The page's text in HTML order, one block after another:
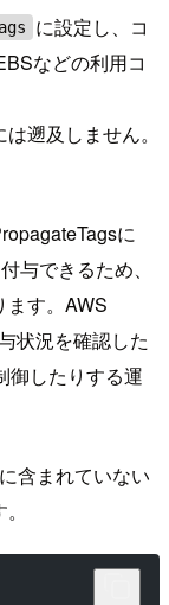
に設定し、コ
などの利用コ
遡及しません。
に
与できるため、
ます。AWS
状況を確認した
御したりする運
含まれていない